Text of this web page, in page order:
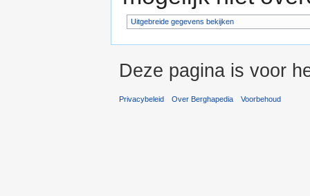
Uitgebreide gegevens bekijken
Deze pagina is voor
Privacybeleid Over Berghapedia Voorbehoud